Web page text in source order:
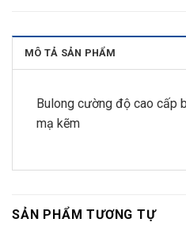
MÔ TẢ SẢN PHẨM
Bulong cường độ cao cấp
mạ kẽm
SẢN PHẨM TƯƠNG TỰ